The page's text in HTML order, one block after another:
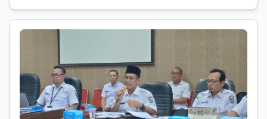
(30/6/2025). Pelatihan ini menjadi langkah...